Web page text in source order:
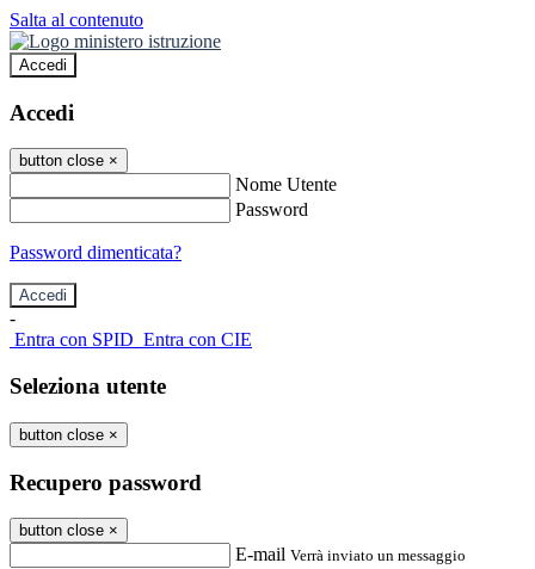
Salta al contenuto
Accedi
Accedi
button close ×
Nome Utente
Password
Password dimenticata?
-
Entra con SPID Entra con CIE
Seleziona utente
button close ×
Recupero password
button close ×
E-mail Verrà inviato un messaggio